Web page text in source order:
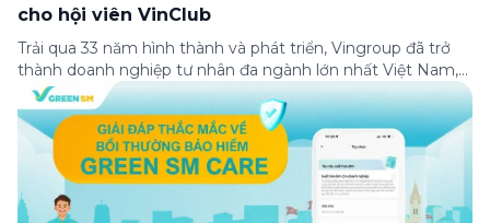
cho hội viên VinClub
Trải qua 33 năm hình thành và phát triển, Vingroup đã trở
thành doanh nghiệp tư nhân đa ngành lớn nhất Việt Nam,
lọt Top 30 doanh nghiệp lớn nhất Đông Nam Á theo bảng
xếp hạng của Tạp chí Fortune (Mỹ). Nhân kỷ niệm 33 năm
thành lập (8/8/1993 đến 8/8/2026), Green SM trân […]